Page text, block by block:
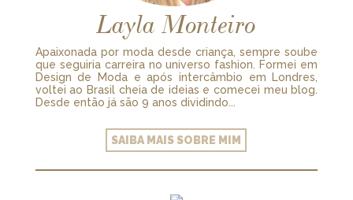
Layla Monteiro
Apaixonada por moda desde criança, sempre soube
que seguiria carreira no universo fashion. Formei em
Design de Moda e após intercâmbio em Londres,
voltei ao Brasil cheia de ideias e comecei meu blog.
Desde então já são 9 anos dividindo...
SAIBA MAIS SOBRE MIM